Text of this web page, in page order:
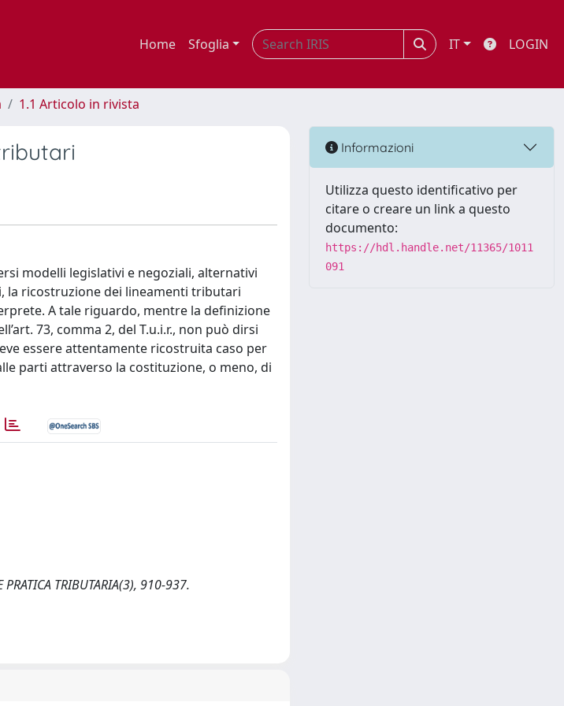
Home Sfoglia IT LOGIN
1.1 Articolo in rivista
modelli legislativi e negoziali, alternativi
la ricostruzione dei lineamenti tributari
A tale riguardo, mentre la definizione
73, comma 2, del T.u.i.r., non può dirsi
essere attentamente ricostruita caso per
parti attraverso la costituzione, o meno, di
TRIBUTARIA(3), 910-937.
Informazioni
Utilizza questo identificativo per
citare o creare un link a questo
documento:
https://hdl.handle.net/11365/1011
091